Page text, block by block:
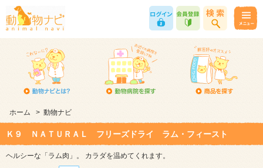
ホーム > 動物ナビ
Ｋ９ ＮＡＴＵＲＡＬ フリーズドライ ラム・フィースト
ヘルシーな「ラム肉」。 カラダを温めてくれます。